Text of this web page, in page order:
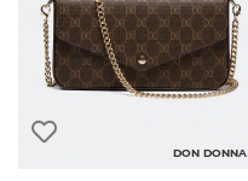
DON DONNA